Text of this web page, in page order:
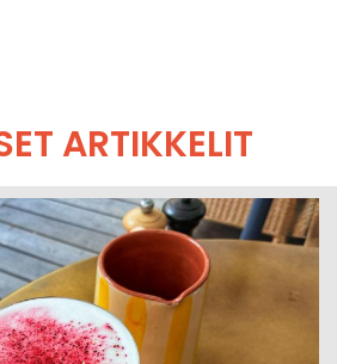
ARTIKKELIT